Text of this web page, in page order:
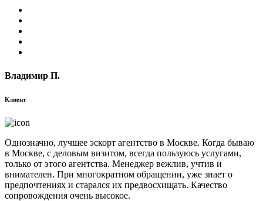
Владимир П.
Клиент
Однозначно, лучшее эскорт агентство в Москве. Когда бываю
в Москве, с деловым визитом, всегда пользуюсь услугами,
только от этого агентства. Менеджер вежлив, учтив и
внимателен. При многократном обращении, уже знает о
предпочтениях и старался их предвосхищать. Качество
сопровождения очень высокое.